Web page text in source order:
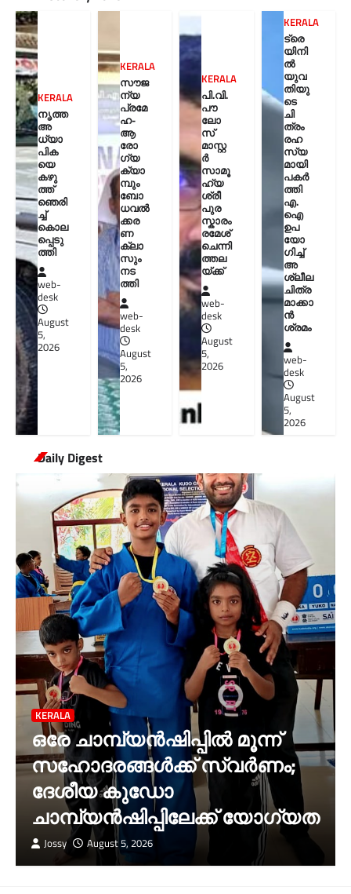
KERALA
നൃത്ത
അ
ധ്യാ
പിക
യെ
കഴു
ത്ത്
ഞെരി
ച്ച്
കൊല
പ്പെടു
ത്തി
web-
desk
August
5,
2026
KERALA
സൗജ
ന്യ
പ്രമേ
ഹ-
ആ
രോ
ഗ്യ
ക്യാ
മ്പും
ബോ
ധവൽ
ക്കര
ണ
ക്ലാ
സും
നട
ത്തി
web-
desk
August
5,
2026
KERALA
പി.വി.
പൗ
ലോ
സ്
മാസ്റ്റ
ർ
സാമൂ
ഹ്യ
ശ്രീ
പുര
സ്കാരം
രമേശ്
ചെന്നി
ത്തല
യ്ക്ക്
web-
desk
August
5,
2026
KERALA
ട്രെ
യിനി
ൽ
യുവ
തിയു
ടെ
ചി
ത്രം
രഹ
സ്യ
മായി
പകർ
ത്തി
എ.
ഐ
ഉപ
യോ
ഗിച്ച്
അ
ശ്ലീല
ചിത്ര
മാക്കാ
ൻ
ശ്രമം
web-
desk
August
5,
2026
Daily Digest
KERALA
ഒരേ ചാമ്പ്യൻഷിപ്പിൽ മൂന്ന്
സഹോദരങ്ങൾക്ക് സ്വർണം;
ദേശീയ കുഡോ
ചാമ്പ്യൻഷിപ്പിലേക്ക് യോഗ്യത
Jossy August 5, 2026